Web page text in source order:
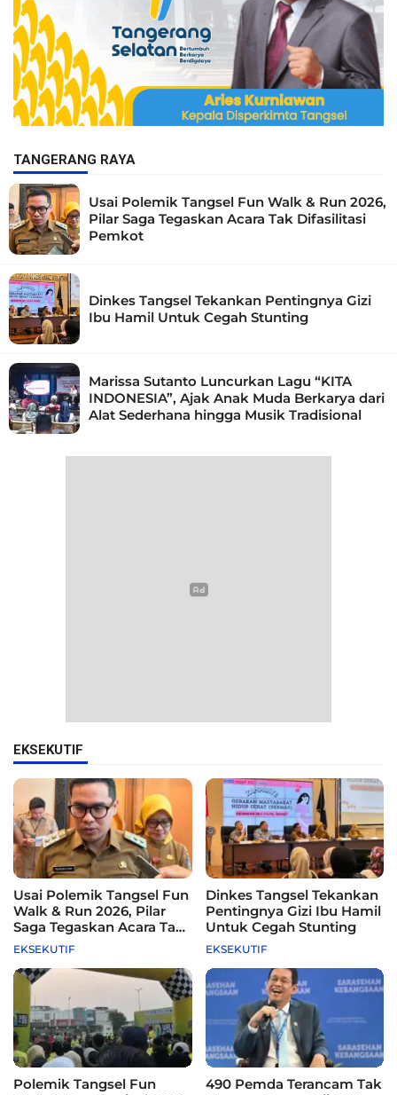
TANGERANG RAYA
Usai Polemik Tangsel Fun Walk & Run 2026,
Pilar Saga Tegaskan Acara Tak Difasilitasi
Pemkot
Dinkes Tangsel Tekankan Pentingnya Gizi
Ibu Hamil Untuk Cegah Stunting
Marissa Sutanto Luncurkan Lagu “KITA
INDONESIA”, Ajak Anak Muda Berkarya dari
Alat Sederhana hingga Musik Tradisional
EKSEKUTIF
Usai Polemik Tangsel Fun
Walk & Run 2026, Pilar
Saga Tegaskan Acara Tak
Difasilitasi Pemkot
EKSEKUTIF
Dinkes Tangsel Tekankan
Pentingnya Gizi Ibu Hamil
Untuk Cegah Stunting
EKSEKUTIF
Polemik Tangsel Fun
490 Pemda Terancam Tak